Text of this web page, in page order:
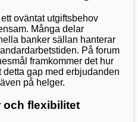
oväntat utgiftsbehov
Många delar
banker sällan hanterar
På forum
framkommer det hur
gap med erbjudanden
även på helger.
och flexibilitet